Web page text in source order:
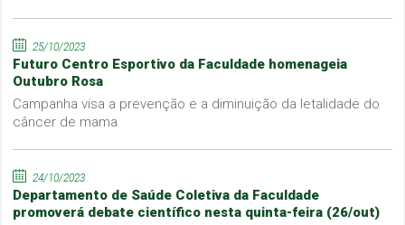
25/10/2023
Futuro Centro Esportivo da Faculdade homenageia
Outubro Rosa
Campanha visa a prevenção e a diminuição da letalidade do
câncer de mama
24/10/2023
Departamento de Saúde Coletiva da Faculdade
promoverá debate científico nesta quinta-feira (26/out)